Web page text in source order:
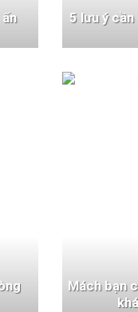
5 lưu ý
Mách bạn